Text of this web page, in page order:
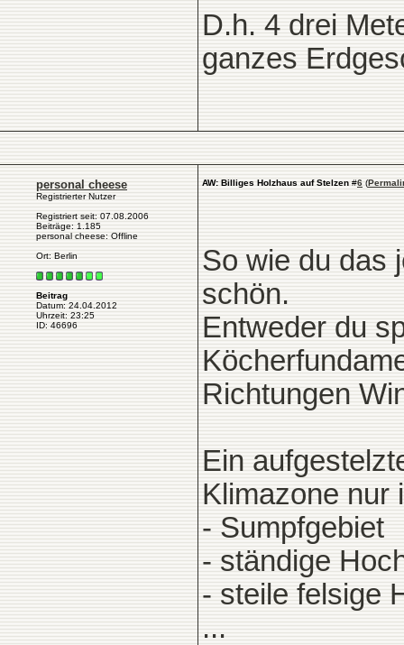
D.h. 4 drei
ganzes
personal cheese
Registrierter Nutzer
Registriert seit: 07.08.2006
Beiträge: 1.185
personal cheese: Offline
Ort: Berlin
Beitrag
Datum: 24.04.2012
Uhrzeit: 23:25
ID: 46696
AW: Billiges Holzhaus auf Stelzen #6 (
So wie du das
schön.
Entweder du
Richtungen
Ein
Klimazone nur
- Sumpfgebiet
- ständige
- steile felsige
...